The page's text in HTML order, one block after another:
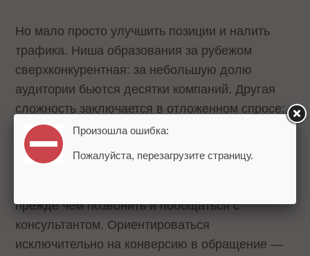
Но мало просто улучшить позиции и налить
трафика. Ниша образования за рубежом
сверхконкурентная: за небольшую долю
аудитории бьются десятки компаний. Другая
сложность заключается в отложенном спросе:
родители и школьники за несколько лет до
выпускного изучают вопрос получения
высшего образования за границей. Нередко
прежде чем позвонить и пообщаться с
консультантом. Ориентироваться
исключительно на конверсию в обращение —
Произошла ошибка:
Пожалуйста, перезагрузите страницу.